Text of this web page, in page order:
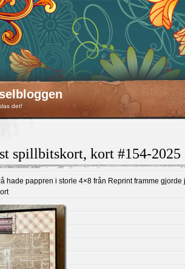
det!
spillbitskort, kort #154-2025
hade pappren i storle 4×8 från Reprint framme gjorde